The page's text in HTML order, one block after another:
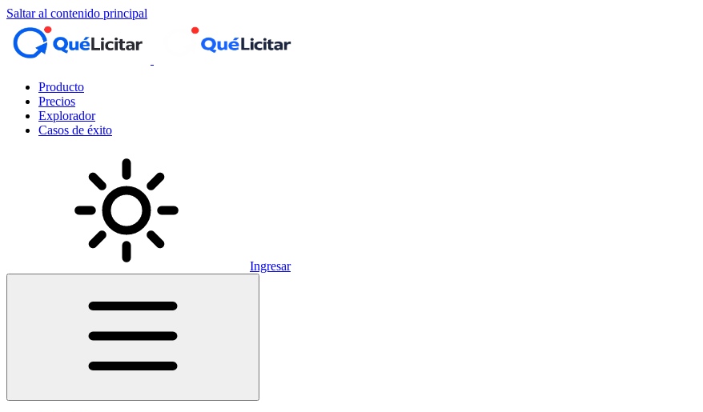
Saltar al contenido principal
Producto
Precios
Explorador
Casos de éxito
Ingresar